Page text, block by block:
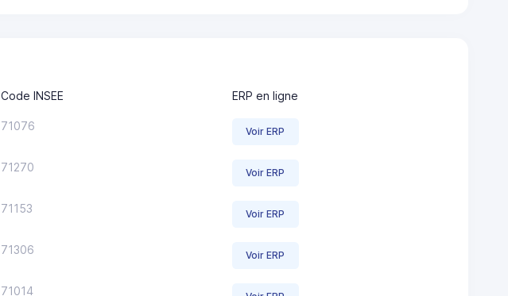
Code INSEE ERP en ligne
71076 Voir ERP
71270 Voir ERP
71153 Voir ERP
71306 Voir ERP
71014